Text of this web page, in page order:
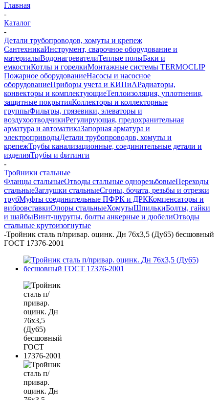
Главная
-
Каталог
-
Детали трубопроводов, хомуты и крепеж
СантехникаИнструмент, сварочное оборудование и
материалыВодонагревателиТеплые полыБаки и
емкостиКотлы и горелкиМонтажные системы TERMOCLIP
Пожарное оборудованиеНасосы и насосное
оборудованиеПриборы учета и КИПиАРадиаторы,
конвекторы и комплектующиеТеплоизоляция, уплотнения,
защитные покрытияКоллекторы и коллекторные
группыФильтры, грязевики, элеваторы и
воздухоотводчикиРегулирующая, предохранительная
арматура и автоматикаЗапорная арматура и
электроприводыДетали трубопроводов, хомуты и
крепежТрубы канализационные, соединительные детали и
изделияТрубы и фитинги
-
Тройники стальные
Фланцы стальныеОтводы стальные однорезьбовыеПереходы
стальныеЗаглушки стальныеСгоны, бочата, резьбы и отрезки
трубМуфты соединительные ПФРК и ДРККомпенсаторы и
вибровставкиОпоры стальныеХомутыШпилькиБолты, гайки
и шайбыВинт-шурупы, болты анкерные и дюбелиОтводы
стальные крутоизогнутые
-Тройник сталь п/привар. оцинк. Дн 76х3,5 (Ду65) бесшовный
ГОСТ 17376-2001